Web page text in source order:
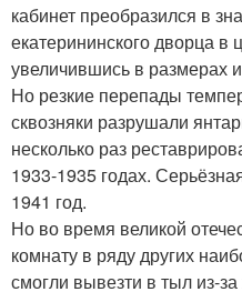
кабинет преобразился в
екатерининского дворца в
увеличившись в размерах
Но резкие перепады
сквозняки разрушали
несколько раз
1933-1935 годах.
1941 год.
Но во время великой
комнату в ряду других
смогли вывезти в тыл из-